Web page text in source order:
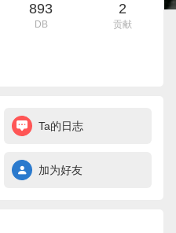
893
DB
2
贡献
Ta的日志
加为好友